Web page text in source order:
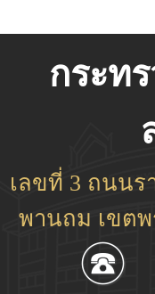
กระท
เลขที่ 3 ถนน
พานถม เขตพ